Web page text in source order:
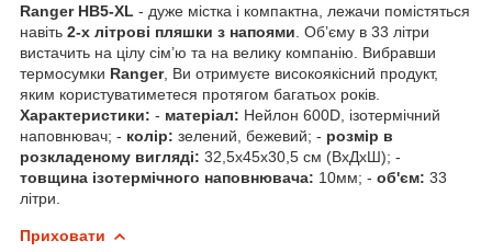
Ranger HB5-XL - дуже містка і компактна, лежачи помістяться
навіть 2-х літрові пляшки з напоями . Об’єму в 33 літри
вистачить на цілу сім’ю та на велику компанію. Вибравши
термосумки Ranger, Ви отримуєте високоякісний продукт,
яким користуватиметеся протягом багатьох років.
Характеристики: - матеріал: Нейлон 600D, ізотермічний
наповнювач; - колір: зелений, бежевий; - розмір в
розкладеному вигляді: 32,5х45х30,5 см (ВхДхШ); -
товщина ізотермічного наповнювача: 10мм; - об'єм: 33
літри.
Приховати